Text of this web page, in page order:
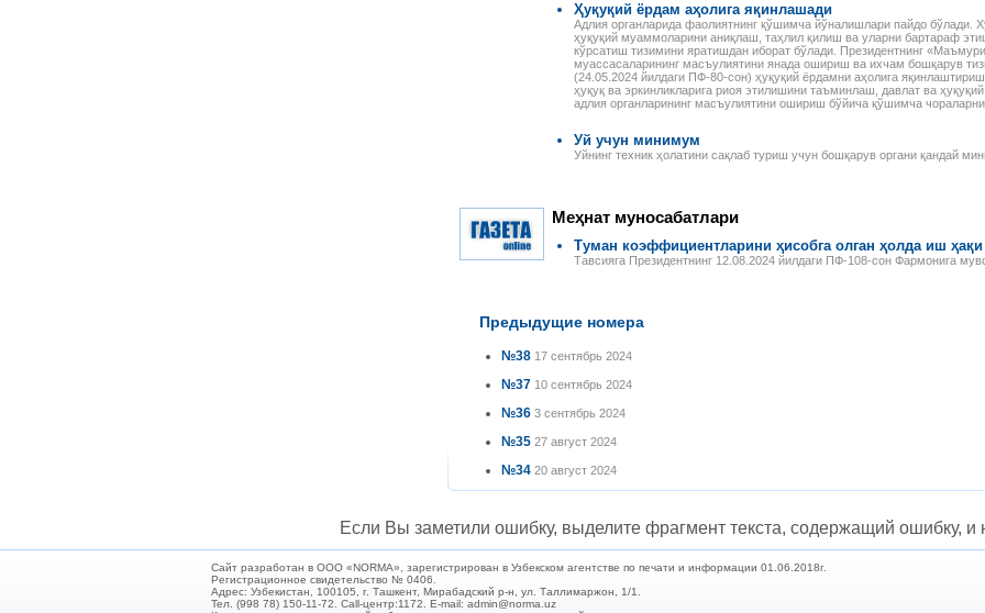
Ҳуқуқий ёрдам аҳолига яқинлашади
Адлия органларида фаолиятнинг қўшимча йўналишлари пайдо бўлади.
ҳуқуқий муаммоларини аниқлаш, таҳлил қилиш ва уларни бартараф
кўрсатиш тизимини яратишдан иборат бўлади. Президентнинг
муассасаларининг масъулиятини янада ошириш ва ихчам бошқарув
(24.05.2024 йилдаги ПФ-80-сон) ҳуқуқий ёрдамни аҳолига
ҳуқуқ ва эркинликларига риоя этилишини таъминлаш, давлат ва
адлия органларининг масъулиятини ошириш бўйича қўшимча чораларни
Уй учун минимум
Уйнинг техник ҳолатини сақлаб туриш учун бошқарув органи қандай
Меҳнат муносабатлари
Туман коэффициентларини ҳисобга олган ҳолда иш
Тавсияга Президентнинг 12.08.2024 йилдаги ПФ-108-сон Фармонига
Предыдущие номера
№38 17 сентябрь 2024
№37 10 сентябрь 2024
№36 3 сентябрь 2024
№35 27 август 2024
№34 20 август 2024
Если Вы заметили ошибку, выделите фрагмент текста, содержащий ошибку, и
Сайт разработан в ООО «NORMA», зарегистрирован в Узбекском агентстве по печати и информации 01.06.2018г.
Регистрационное свидетельство № 0406.
Адрес: Узбекистан, 100105, г. Ташкент, Мирабадский р-н, ул. Таллимаржон, 1/1.
Тел. (998 78) 150-11-72. Call-центр:1172. E-mail: admin@norma.uz